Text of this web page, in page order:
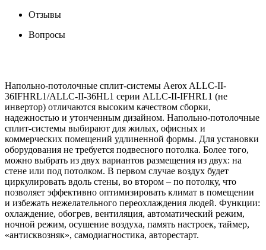
Отзывы
Вопросы
Напольно-потолочные сплит-системы Aerox ALLC-II-
36IFHRL1/ALLC-II-36HL1 серии ALLC-II-IFHRL1 (не
инвертор) отличаются высоким качеством сборки,
надежностью и утонченным дизайном. Напольно-потолочные
сплит-системы выбирают для жилых, офисных и
коммерческих помещений удлиненной формы. Для установки
оборудования не требуется подвесного потолка. Более того,
можно выбрать из двух вариантов размещения из двух: на
стене или под потолком. В первом случае воздух будет
циркулировать вдоль стены, во втором – по потолку, что
позволяет эффективно оптимизировать климат в помещении
и избежать нежелательного переохлаждения людей. Функции:
охлаждение, обогрев, вентиляция, автоматический режим,
ночной режим, осушение воздуха, память настроек, таймер,
«антисквозняк», самодиагностика, авторестарт.